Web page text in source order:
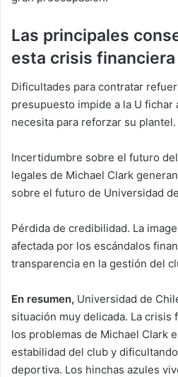
Las principales
esta crisis financiera
Dificultades para contratar
presupuesto impide a la U fichar
necesita para reforzar su plantel.
Incertidumbre sobre el futuro
legales de Michael Clark
sobre el futuro de Universidad
Pérdida de credibilidad. La
afectada por los escándalos
transparencia en la gestión del
En resumen, Universidad de
situación muy delicada. La crisis
los problemas de Michael Clark
estabilidad del club y
deportiva. Los hinchas azules